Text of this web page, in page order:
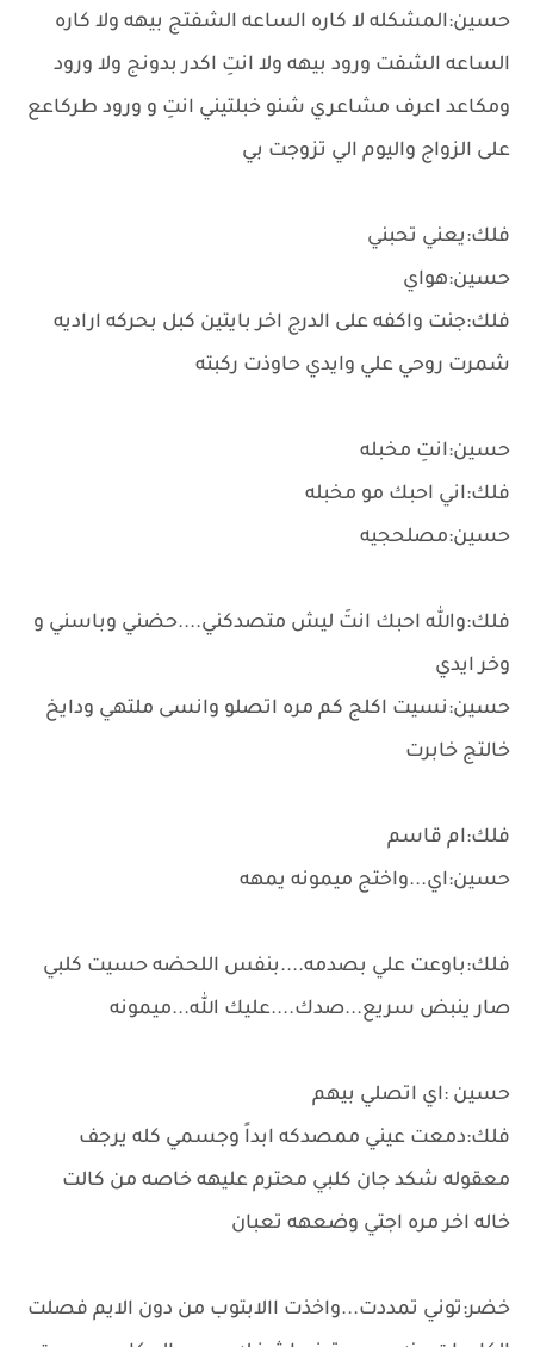
حسين:المشكله لا كاره الساعه الشفتج بيهه ولا كاره
الساعه الشفت ورود بيهه ولا انتِ اكدر بدونج ولا ورود
ومكاعد اعرف مشاعري شنو خبلتيني انتِ و ورود طركاعع
على الزواج واليوم الي تزوجت بي
فلك:يعني تحبني
حسين:هواي
فلك:جنت واكفه على الدرج اخر بايتين كبل بحركه اراديه
شمرت روحي علي وايدي حاوذت ركبته
حسين:انتِ مخبله
فلك:اني احبك مو مخبله
حسين:مصلحجيه
فلك:والله احبك انتَ ليش متصدكني....حضني وباسني و
وخر ايدي
حسين:نسيت اكلج كم مره اتصلو وانسى ملتهي ودايخ
خالتج خابرت
فلك:ام قاسم
حسين:اي...واختج ميمونه يمهه
فلك:باوعت علي بصدمه....بنفس اللحضه حسيت كلبي
صار ينبض سريع...صدك....عليك الله...ميمونه
حسين :اي اتصلي بيهم
فلك:دمعت عيني ممصدكه ابداً وجسمي كله يرجف
معقوله شكد جان كلبي محترم عليهه خاصه من كالت
خاله اخر مره اجتي وضعهه تعبان
خضر:توني تمددت...واخذت االابتوب من دون الايم فصلت